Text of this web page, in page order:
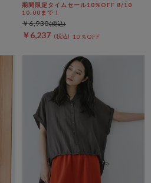
期間限定タイムセール10%OFF 8/10
10:00まで！
￥6,237 10％OFF
￥6,930